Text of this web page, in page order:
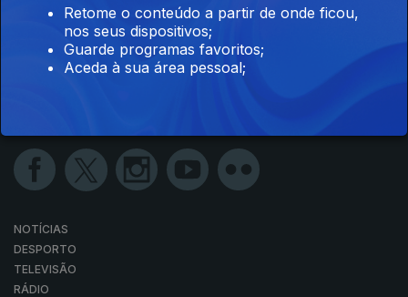
NOTÍCIAS
DESPORTO
TELEVISÃO
RÁDIO
Retome o conteúdo a partir de onde ficou,
nos seus dispositivos;
Guarde programas favoritos;
Aceda à sua área pessoal;